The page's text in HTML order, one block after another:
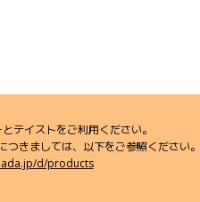
テイストをご利用ください。
きましては、以下をご参照ください。
d/products